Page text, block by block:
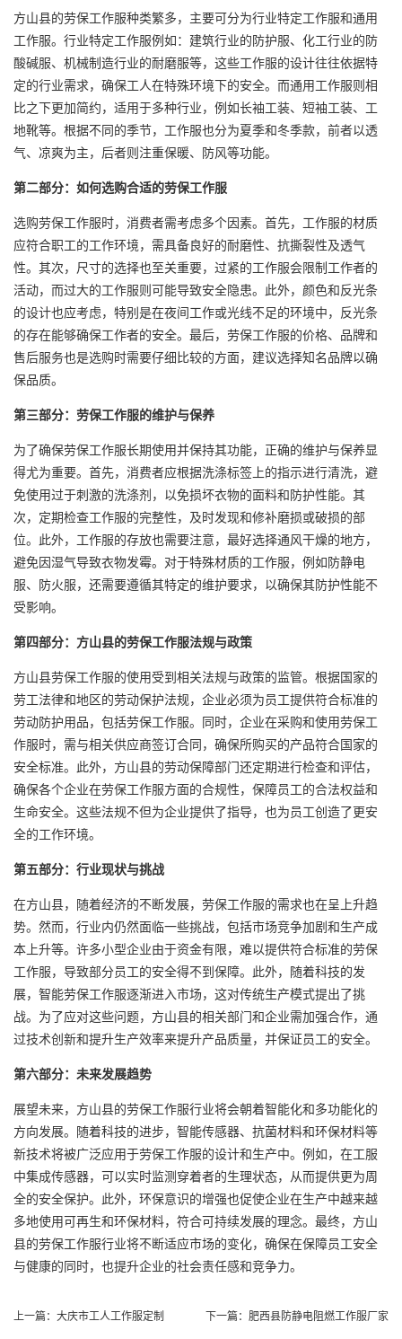
方山县的劳保工作服种类繁多，主要可分为行业特定工作服和通用
工作服。行业特定工作服例如：建筑行业的防护服、化工行业的防
酸碱服、机械制造行业的耐磨服等，这些工作服的设计往往依据特
定的行业需求，确保工人在特殊环境下的安全。而通用工作服则相
比之下更加简约，适用于多种行业，例如长袖工装、短袖工装、工
地靴等。根据不同的季节，工作服也分为夏季和冬季款，前者以透
气、凉爽为主，后者则注重保暖、防风等功能。
第二部分：如何选购合适的劳保工作服
选购劳保工作服时，消费者需考虑多个因素。首先，工作服的材质
应符合职工的工作环境，需具备良好的耐磨性、抗撕裂性及透气
性。其次，尺寸的选择也至关重要，过紧的工作服会限制工作者的
活动，而过大的工作服则可能导致安全隐患。此外，颜色和反光条
的设计也应考虑，特别是在夜间工作或光线不足的环境中，反光条
的存在能够确保工作者的安全。最后，劳保工作服的价格、品牌和
售后服务也是选购时需要仔细比较的方面，建议选择知名品牌以确
保品质。
第三部分：劳保工作服的维护与保养
为了确保劳保工作服长期使用并保持其功能，正确的维护与保养显
得尤为重要。首先，消费者应根据洗涤标签上的指示进行清洗，避
免使用过于刺激的洗涤剂，以免损坏衣物的面料和防护性能。其
次，定期检查工作服的完整性，及时发现和修补磨损或破损的部
位。此外，工作服的存放也需要注意，最好选择通风干燥的地方，
避免因湿气导致衣物发霉。对于特殊材质的工作服，例如防静电
服、防火服，还需要遵循其特定的维护要求，以确保其防护性能不
受影响。
第四部分：方山县的劳保工作服法规与政策
方山县劳保工作服的使用受到相关法规与政策的监管。根据国家的
劳工法律和地区的劳动保护法规，企业必须为员工提供符合标准的
劳动防护用品，包括劳保工作服。同时，企业在采购和使用劳保工
作服时，需与相关供应商签订合同，确保所购买的产品符合国家的
安全标准。此外，方山县的劳动保障部门还定期进行检查和评估，
确保各个企业在劳保工作服方面的合规性，保障员工的合法权益和
生命安全。这些法规不但为企业提供了指导，也为员工创造了更安
全的工作环境。
第五部分：行业现状与挑战
在方山县，随着经济的不断发展，劳保工作服的需求也在呈上升趋
势。然而，行业内仍然面临一些挑战，包括市场竞争加剧和生产成
本上升等。许多小型企业由于资金有限，难以提供符合标准的劳保
工作服，导致部分员工的安全得不到保障。此外，随着科技的发
展，智能劳保工作服逐渐进入市场，这对传统生产模式提出了挑
战。为了应对这些问题，方山县的相关部门和企业需加强合作，通
过技术创新和提升生产效率来提升产品质量，并保证员工的安全。
第六部分：未来发展趋势
展望未来，方山县的劳保工作服行业将会朝着智能化和多功能化的
方向发展。随着科技的进步，智能传感器、抗菌材料和环保材料等
新技术将被广泛应用于劳保工作服的设计和生产中。例如，在工服
中集成传感器，可以实时监测穿着者的生理状态，从而提供更为周
全的安全保护。此外，环保意识的增强也促使企业在生产中越来越
多地使用可再生和环保材料，符合可持续发展的理念。最终，方山
县的劳保工作服行业将不断适应市场的变化，确保在保障员工安全
与健康的同时，也提升企业的社会责任感和竞争力。
上一篇： 大庆市工人工作服定制 下一篇： 肥西县防静电阻燃工作服厂家